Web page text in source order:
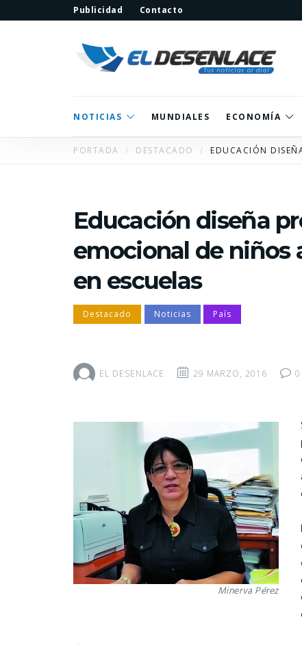
Publicidad Contacto
NOTICIAS MUNDIALES ECONOMÍA
PORTADA DESTACADO EDUCACIÓN
Educación diseña
emocional de niños
en escuelas
Destacado Noticias País
EL DESENLACE 29 MARZO, 2016
0
Minerva Pérez